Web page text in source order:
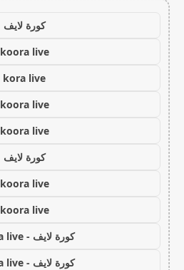
كورة لايف
koora live
kora live
koora live
koora live
كورة لايف
koora live
koora live
كورة لايف - koora live
كورة لايف - koora live